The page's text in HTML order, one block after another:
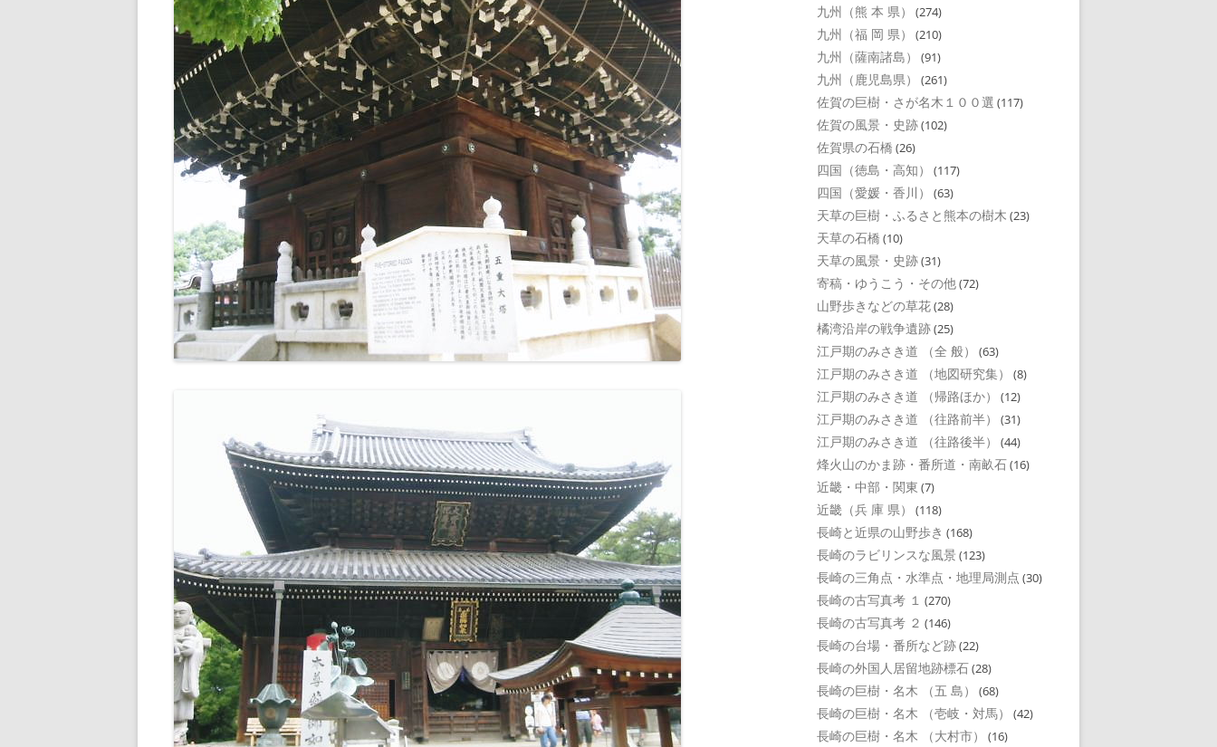
九州（熊 本 県） (274)
九州（福 岡 県） (210)
九州（薩南諸島） (91)
九州（鹿児島県） (261)
佐賀の巨樹・さが名木１００選 (117)
佐賀の風景・史跡(102)
佐賀県の石橋 (26)
四国（徳島・高知） (117)
四国（愛媛・香川） (63)
天草の巨樹・ふるさと熊本の樹木 (23)
天草の石橋 (10)
天草の風景・史跡(31)
寄稿・ゆうこう・その他(72)
山野歩きなどの草花(28)
橘湾沿岸の戦争遺跡(25)
江戸期のみさき道 （全 般） (63)
江戸期のみさき道 （地図研究集） (8)
江戸期のみさき道 （帰路ほか） (12)
江戸期のみさき道 （往路前半） (31)
江戸期のみさき道 （往路後半） (44)
烽火山のかま跡・番所道・南畝石(16)
近畿・中部・関東 (7)
近畿（兵 庫 県） (118)
長崎と近県の山野歩き (168)
長崎のラビリンスな風景 (123)
長崎の三角点・水準点・地理局測点 (30)
長崎の古写真考 １ (270)
長崎の古写真考 ２ (146)
長崎の台場・番所など跡(22)
長崎の外国人居留地跡標石(28)
長崎の巨樹・名木 （五 島） (68)
長崎の巨樹・名木 （壱岐・対馬） (42)
長崎の巨樹・名木 （大村市） (16)